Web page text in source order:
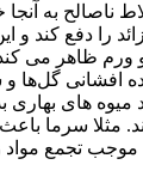
ناصالح به آنجا
را دفع کند و
ورم ظاهر می
افشانی گل‌ها و
های بهاری
سرما باعث
تجمع مواد